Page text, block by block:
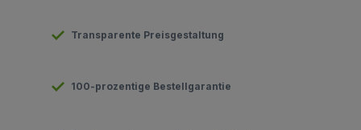
Transparente Preisgestaltung
100-prozentige Bestellgarantie